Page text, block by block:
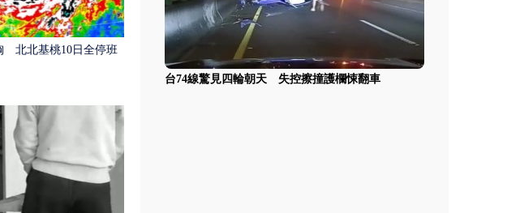
北北基桃10日全停班
台74線驚見四輪朝天 失控擦撞護欄悚翻車